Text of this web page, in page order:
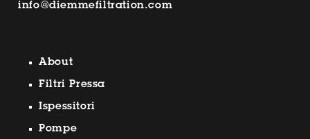
info@diemmefiltration.com
About
Filtri Pressa
Ispessitori
Pompe